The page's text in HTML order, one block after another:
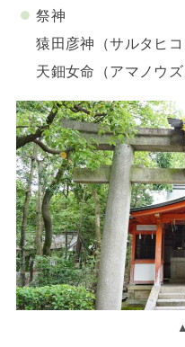
祭神
猿田彦神（サルタヒコ
天鈿女命（アマノウズ